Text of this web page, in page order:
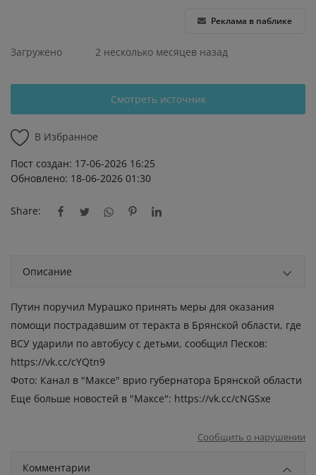
Реклама в паблике
Загружено 2 несколько месяцев назад
Смотреть источник
В Избранное
Пост создан: 17-06-2026 16:25
Обновлено: 18-06-2026 01:30
Share:
Описание
Путин поручил Мурашко принять меры для оказания
помощи пострадавшим от теракта в Брянской области, где
ВСУ ударили по автобусу с детьми, сообщил Песков:
https://vk.cc/cYQtn9
Фото: Канал в "Максе" врио губернатора Брянской области
Еще больше новостей в "Максе": https://vk.cc/cNGSxe
Сообщить о нарушении
Комментарии